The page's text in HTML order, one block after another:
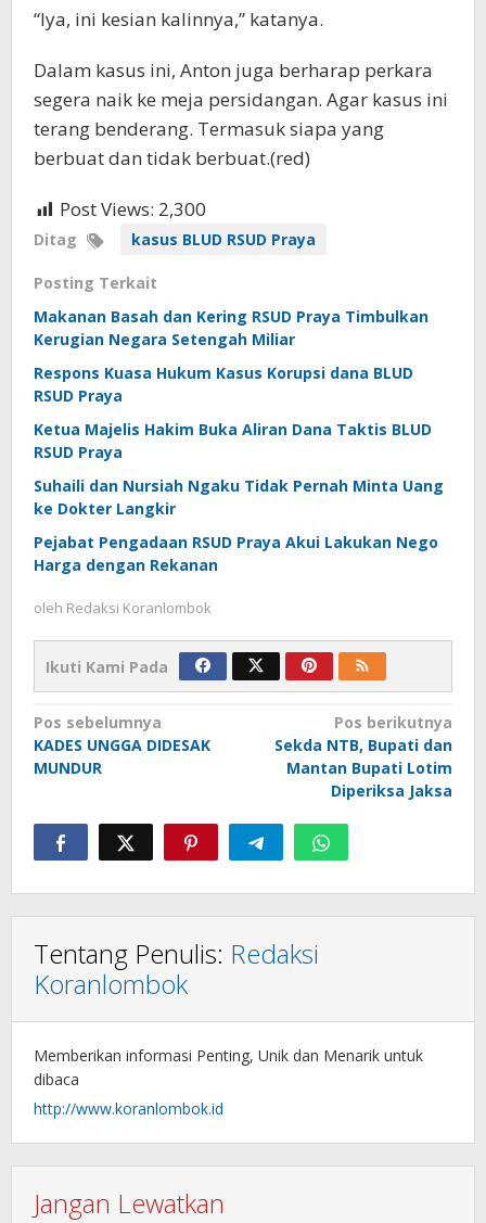
“Iya, ini kesian kalinnya,” katanya.
Dalam kasus ini, Anton juga berharap perkara
segera naik ke meja persidangan. Agar kasus ini
terang benderang. Termasuk siapa yang
berbuat dan tidak berbuat.(red)
Post Views: 2,300
Ditag kasus BLUD RSUD Praya
Posting Terkait
Makanan Basah dan Kering RSUD Praya Timbulkan
Kerugian Negara Setengah Miliar
Respons Kuasa Hukum Kasus Korupsi dana BLUD
RSUD Praya
Ketua Majelis Hakim Buka Aliran Dana Taktis BLUD
RSUD Praya
Suhaili dan Nursiah Ngaku Tidak Pernah Minta Uang
ke Dokter Langkir
Pejabat Pengadaan RSUD Praya Akui Lakukan Nego
Harga dengan Rekanan
oleh Redaksi Koranlombok
Ikuti Kami Pada
Navigasi
pos
Pos sebelumnya
KADES UNGGA DIDESAK
MUNDUR
Pos berikutnya
Sekda NTB, Bupati dan
Mantan Bupati Lotim
Diperiksa Jaksa
Tentang Penulis: Redaksi
Koranlombok
Memberikan informasi Penting, Unik dan Menarik untuk
dibaca
http://www.koranlombok.id
Jangan Lewatkan